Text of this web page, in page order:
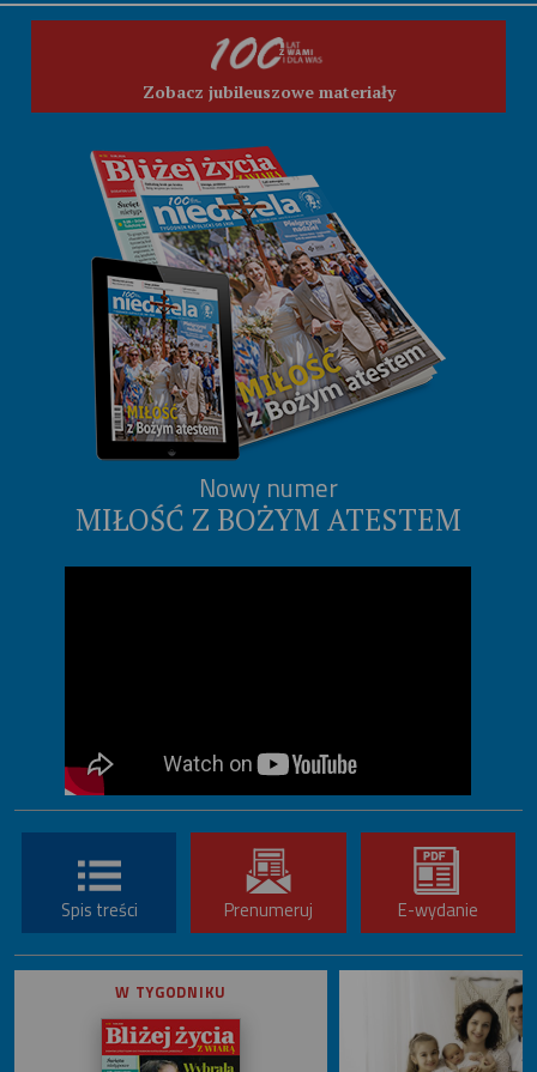
Zobacz jubileuszowe materiały
Nowy numer
MIŁOŚĆ Z BOŻYM ATESTEM
Spis treści Prenumeruj E-wydanie
W TYGODNIKU